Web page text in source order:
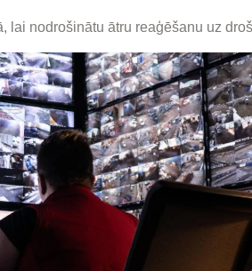
lai nodrošinātu ātru reaģēšanu uz